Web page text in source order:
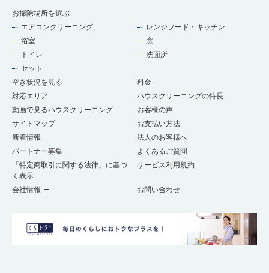
お掃除場所を選ぶ
エアコンクリーニング
レンジフード・キッチン
浴室
窓
トイレ
洗面所
セット
空き状況を見る
料金
対応エリア
ハウスクリーニングの特長
動画で見るハウスクリーニング
お客様の声
サイトマップ
お支払い方法
新着情報
法人のお客様へ
パートナー募集
よくあるご質問
「特定商取引に関する法律」に基づ
く表示
サービス利用規約
会社情報 お問い合わせ